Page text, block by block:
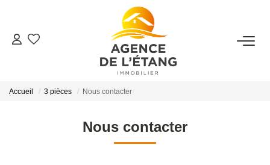
ACHETER
LOUER
ESTIMER
Accueil 3 pièces Nous contacter
Nous contacter